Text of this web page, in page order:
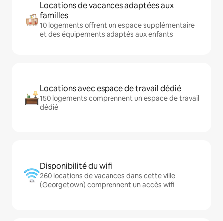
Locations de vacances adaptées aux
familles
10 logements offrent un espace supplémentaire
et des équipements adaptés aux enfants
Locations avec espace de travail dédié
150 logements comprennent un espace de travail
dédié
Disponibilité du wifi
260 locations de vacances dans cette ville
(Georgetown) comprennent un accès wifi